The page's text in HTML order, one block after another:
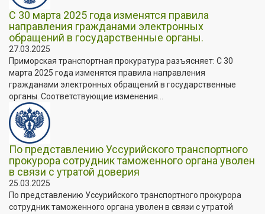
С 30 марта 2025 года изменятся правила
направления гражданами электронных
обращений в государственные органы.
27.03.2025
Приморская транспортная прокуратура разъясняет: С 30
марта 2025 года изменятся правила направления
гражданами электронных обращений в государственные
органы. Соответствующие изменения...
По представлению Уссурийского транспортного
прокурора сотрудник таможенного органа уволен
в связи с утратой доверия
25.03.2025
По представлению Уссурийского транспортного прокурора
сотрудник таможенного органа уволен в связи с утратой